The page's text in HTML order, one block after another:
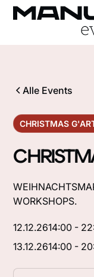
Alle Events
CHRISTMAS
WORKSHOPS.
12.12.2614:00 -
13.12.2614:00 -